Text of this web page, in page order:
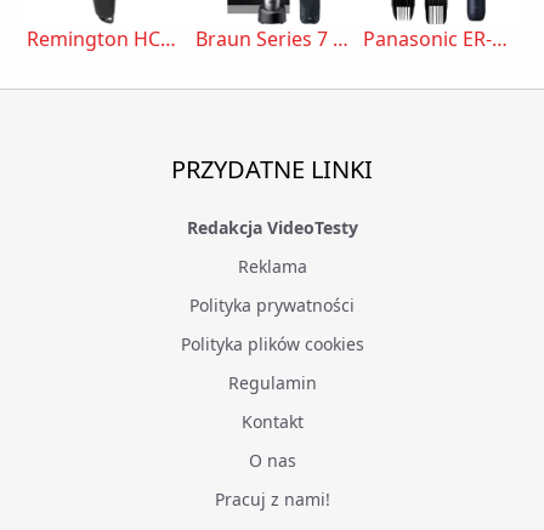
Remington HC550 Easy Fade Pro Braun Series 7 HC7590 Panasonic ER-CKL3
PRZYDATNE LINKI
Redakcja VideoTesty
Reklama
Polityka prywatności
Polityka plików cookies
Regulamin
Kontakt
O nas
Pracuj z nami!